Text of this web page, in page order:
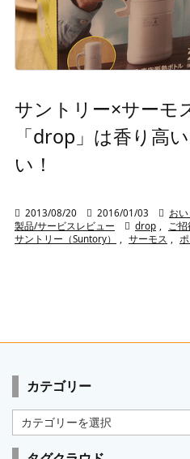
サントリー×サーモ
「drop」は香り高
い！
 2013/08/20  2016/01/03  お
製品/サービスレビュー
 drop , ご招
サントリー（Suntory）
, サーモス ,
カテゴリー
カ
テ
ゴ